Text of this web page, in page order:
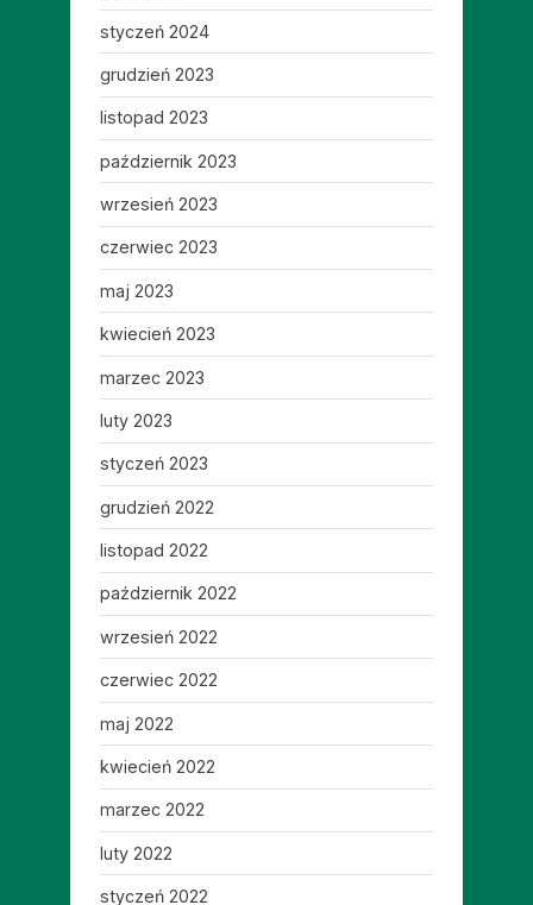
styczeń 2024
grudzień 2023
listopad 2023
październik 2023
wrzesień 2023
czerwiec 2023
maj 2023
kwiecień 2023
marzec 2023
luty 2023
styczeń 2023
grudzień 2022
listopad 2022
październik 2022
wrzesień 2022
czerwiec 2022
maj 2022
kwiecień 2022
marzec 2022
luty 2022
styczeń 2022